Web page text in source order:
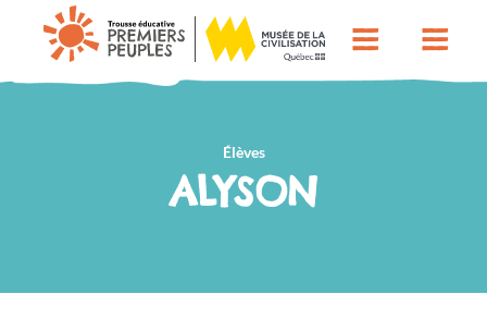
Élèves
ALYSON